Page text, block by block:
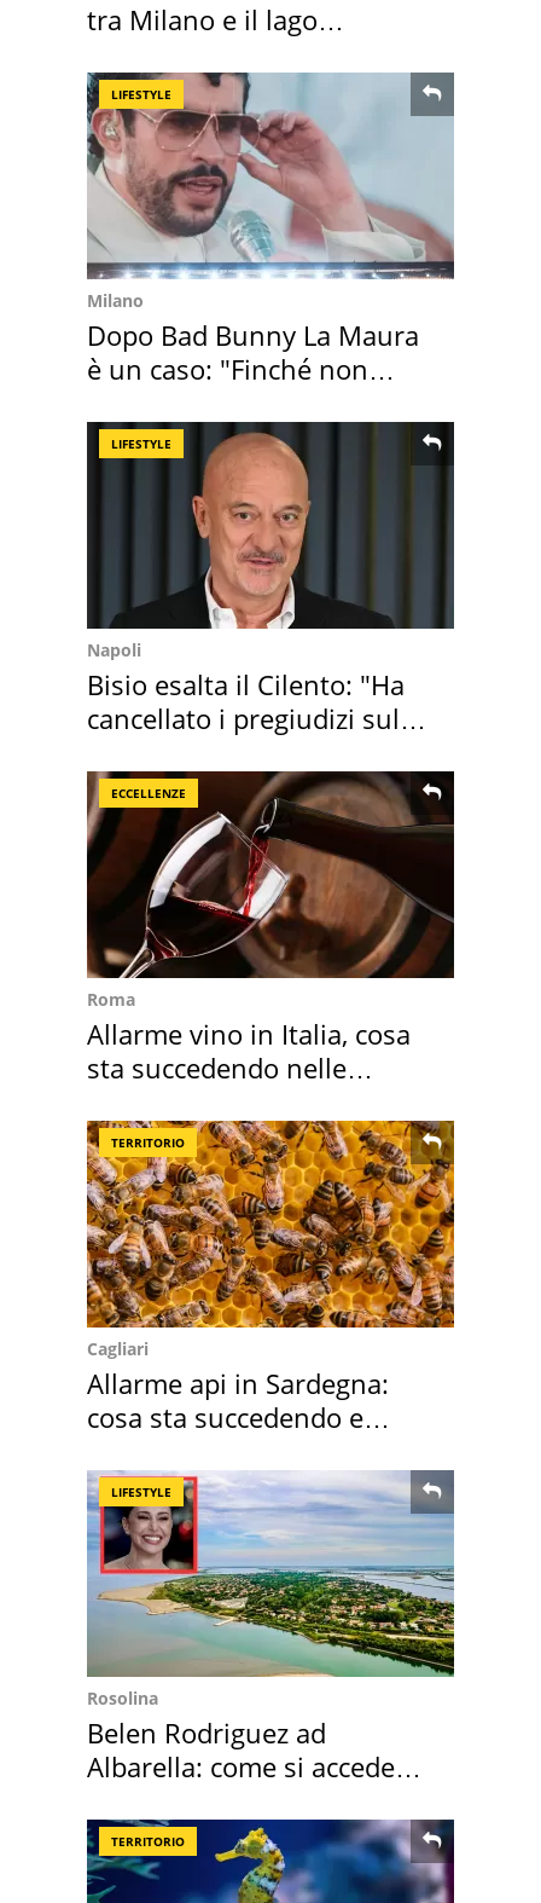
tra Milano e il lago
LIFESTYLE
Milano
Dopo Bad Bunny La Maura
è un caso: "Finché non
LIFESTYLE
Napoli
Bisio esalta il Cilento: "Ha
cancellato i pregiudizi sul
ECCELLENZE
Roma
Allarme vino in Italia, cosa
sta succedendo nelle
TERRITORIO
Cagliari
Allarme api in Sardegna:
cosa sta succedendo e
LIFESTYLE
Rosolina
Belen Rodriguez ad
Albarella: come si accede
TERRITORIO